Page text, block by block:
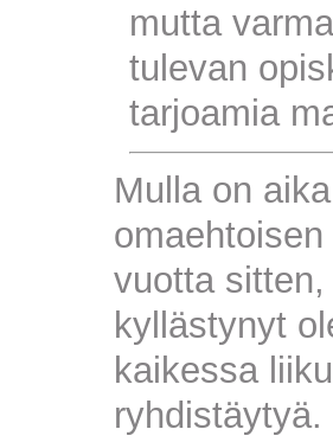
mutta
tulevan
tarjoamia
Mulla on
vuotta
kyllästynyt
kaikessa